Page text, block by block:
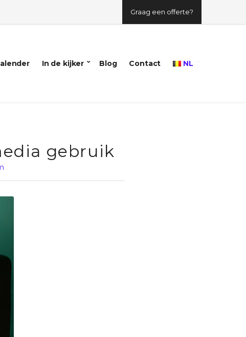
Graag een offerte?
In de kijker Blog Contact NL
gebruik